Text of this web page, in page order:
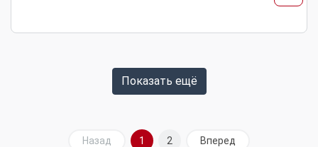
Показать ещё
Назад 1 2 Вперед